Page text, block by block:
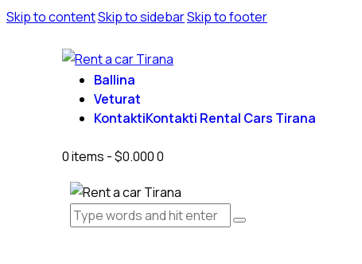
Skip to contentSkip to sidebarSkip to footer
Ballina
Veturat
KontaktiKontakti Rental Cars Tirana
0 items -$0.0000